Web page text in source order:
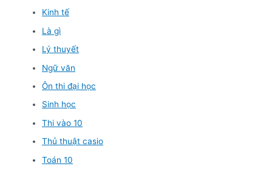
Kinh tế
Là gì
Lý thuyết
Ngữ văn
Ôn thi đại học
Sinh học
Thi vào 10
Thủ thuật casio
Toán 10